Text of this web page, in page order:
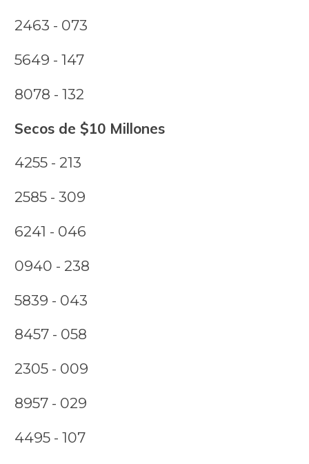
2463 - 073
5649 - 147
8078 - 132
Secos de $10 Millones
4255 - 213
2585 - 309
6241 - 046
0940 - 238
5839 - 043
8457 - 058
2305 - 009
8957 - 029
4495 - 107